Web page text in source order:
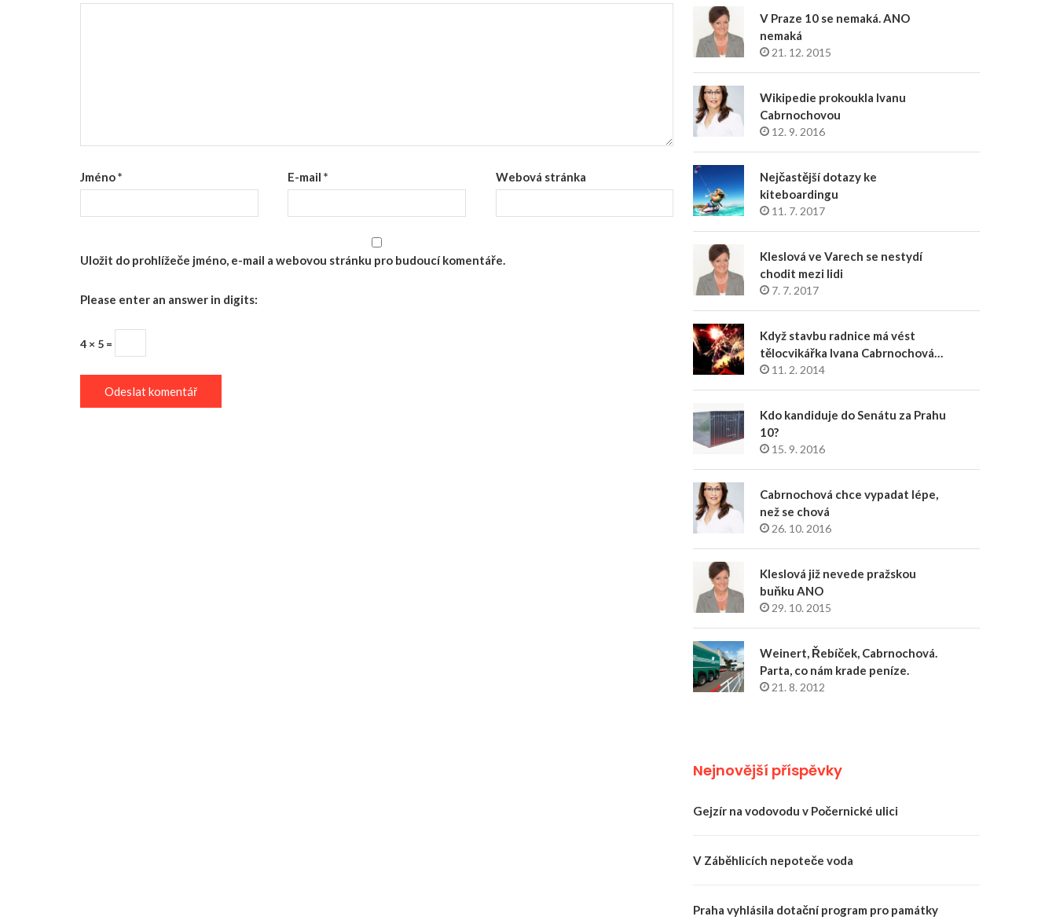
Jméno* E-mail* Webová stránka
Uložit do prohlížeče jméno, e-mail a webovou stránku pro budoucí komentáře.
Please enter an answer in digits:
4 × 5 =
V Praze 10 se nemaká. ANO
nemaká
21. 12. 2015
Wikipedie prokoukla Ivanu
Cabrnochovou
12. 9. 2016
Nejčastější dotazy ke
kiteboardingu
11. 7. 2017
Kleslová ve Varech se nestydí
chodit mezi lidi
7. 7. 2017
Když stavbu radnice má vést
tělocvikářka Ivana Cabrnochová…
11. 2. 2014
Kdo kandiduje do Senátu za Prahu
10?
15. 9. 2016
Cabrnochová chce vypadat lépe,
než se chová
26. 10. 2016
Kleslová již nevede pražskou
buňku ANO
29. 10. 2015
Weinert, Řebíček, Cabrnochová.
Parta, co nám krade peníze.
21. 8. 2012
Nejnovější příspěvky
Gejzír na vodovodu v Počernické ulici
V Záběhlicích nepoteče voda
Praha vyhlásila dotační program pro památky